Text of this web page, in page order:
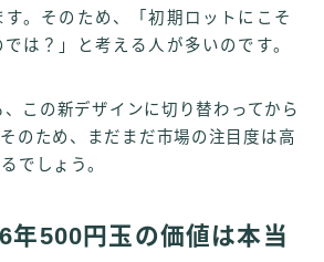
。そのため、「初期ロットにこそ
は？」と考える人が多いのです。
この新デザインに切り替わってから
のため、まだまだ市場の注目度は高
でしょう。
年500円玉の価値は本当